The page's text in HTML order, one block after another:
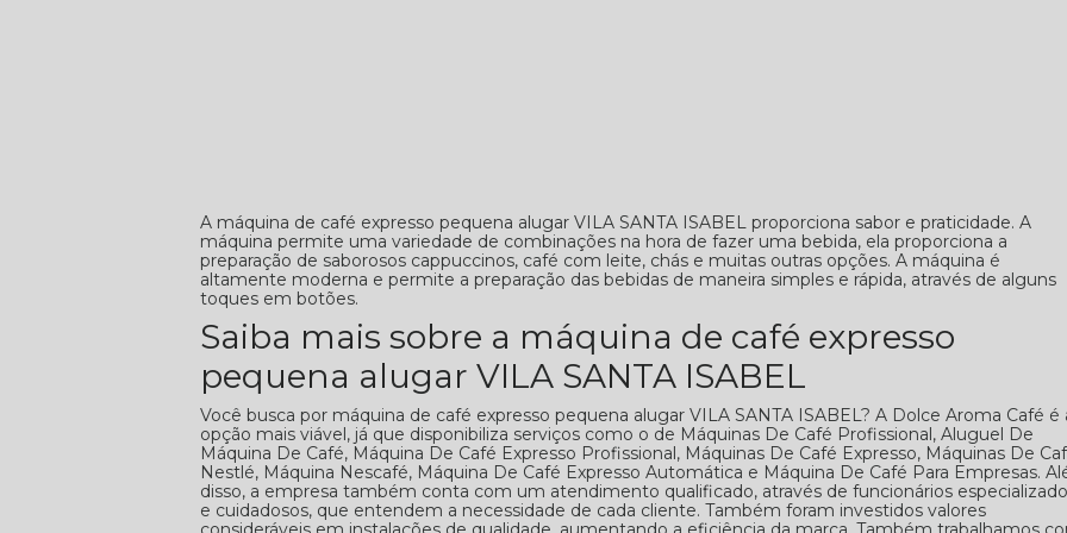
A máquina de café expresso pequena alugar VILA SANTA ISABEL proporciona sabor e praticidade. A
máquina permite uma variedade de combinações na hora de fazer uma bebida, ela proporciona a
preparação de saborosos cappuccinos, café com leite, chás e muitas outras opções. A máquina é
altamente moderna e permite a preparação das bebidas de maneira simples e rápida, através de alguns
toques em botões.
Saiba mais sobre a máquina de café expresso
pequena alugar VILA SANTA ISABEL
Você busca por máquina de café expresso pequena alugar VILA SANTA ISABEL? A Dolce Aroma Café é
opção mais viável, já que disponibiliza serviços como o de Máquinas De Café Profissional, Aluguel De
Máquina De Café, Máquina De Café Expresso Profissional, Máquinas De Café Expresso, Máquinas De
Nestlé, Máquina Nescafé, Máquina De Café Expresso Automática e Máquina De Café Para Empresas.
disso, a empresa também conta com um atendimento qualificado, através de funcionários
e cuidadosos, que entendem a necessidade de cada cliente. Também foram investidos valores